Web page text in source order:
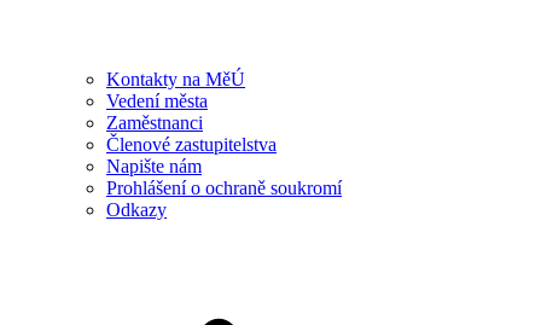
Kontakty na MěÚ
Vedení města
Zaměstnanci
Členové zastupitelstva
Napište nám
Prohlášení o ochraně soukromí
Odkazy